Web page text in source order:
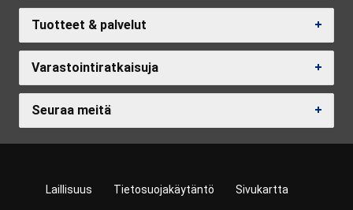
Tuotteet & palvelut
Varastointiratkaisuja
Seuraa meitä
Laillisuus Tietosuojakäytäntö Sivukartta